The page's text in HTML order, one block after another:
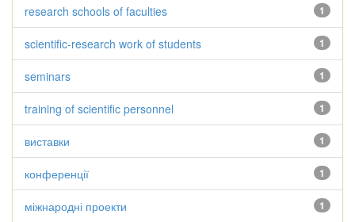
1
research schools of faculties
1
scientific-research work of students
1
seminars
1
training of scientific personnel
1
виставки
1
конференції
1
міжнародні проекти